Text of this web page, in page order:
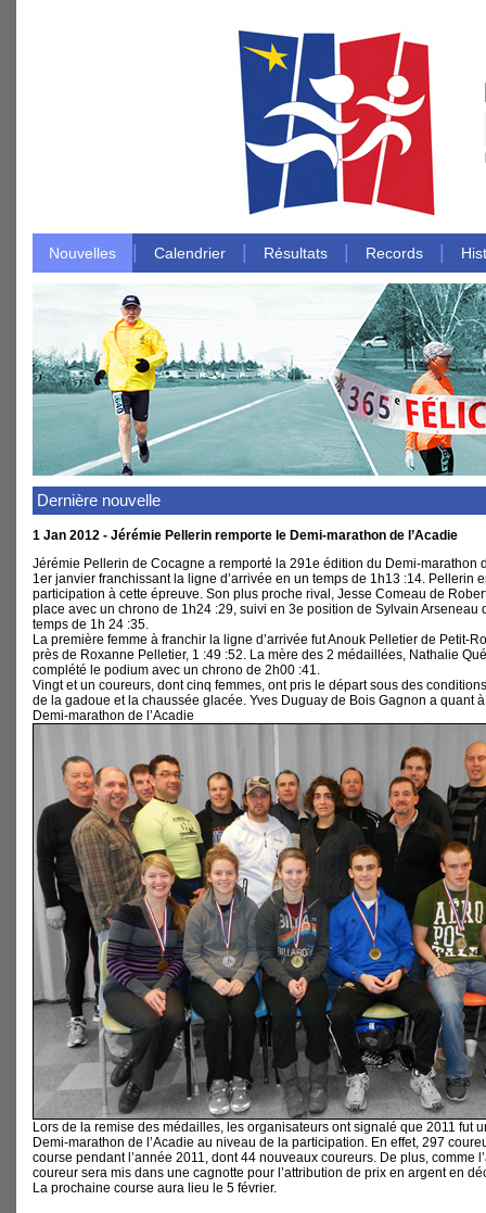
Nouvelles Calendrier Résultats Records
Dernière nouvelle
1 Jan 2012 - Jérémie Pellerin remporte le Demi-marathon de l’Acadie
Jérémie Pellerin de Cocagne a remporté la 291e édition du Demi-marathon
1er janvier franchissant la ligne d’arrivée en un temps de 1h13 :14. Pellerin
participation à cette épreuve. Son plus proche rival, Jesse Comeau de
place avec un chrono de 1h24 :29, suivi en 3e position de Sylvain Arseneau
temps de 1h 24 :35.
La première femme à franchir la ligne d’arrivée fut Anouk Pelletier de Petit-
près de Roxanne Pelletier, 1 :49 :52. La mère des 2 médaillées, Nathalie
complété le podium avec un chrono de 2h00 :41.
Vingt et un coureurs, dont cinq femmes, ont pris le départ sous des
de la gadoue et la chaussée glacée. Yves Duguay de Bois Gagnon a quant
Demi-marathon de l’Acadie
Lors de la remise des médailles, les organisateurs ont signalé que 2011 fut
Demi-marathon de l’Acadie au niveau de la participation. En effet, 297
course pendant l’année 2011, dont 44 nouveaux coureurs. De plus, comme
coureur sera mis dans une cagnotte pour l’attribution de prix en argent en
La prochaine course aura lieu le 5 février.